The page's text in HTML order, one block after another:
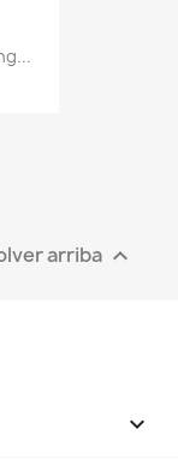
arriba 
